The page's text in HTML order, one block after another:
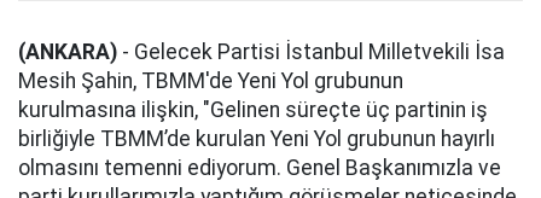
(ANKARA) - Gelecek Partisi İstanbul Milletvekili İsa
Mesih Şahin, TBMM'de Yeni Yol grubunun
kurulmasına ilişkin, "Gelinen süreçte üç partinin iş
birliğiyle TBMM’de kurulan Yeni Yol grubunun hayırlı
olmasını temenni ediyorum. Genel Başkanımızla ve